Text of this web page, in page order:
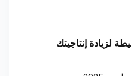
لزيادة إنتاجيتك